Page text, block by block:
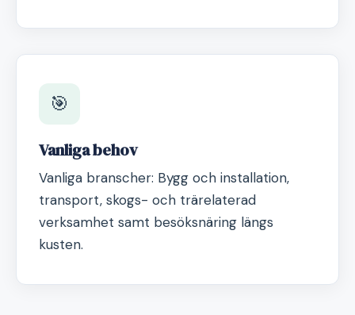
🎯
Vanliga behov
Vanliga branscher: Bygg och installation,
transport, skogs- och trärelaterad
verksamhet samt besöksnäring längs
kusten.